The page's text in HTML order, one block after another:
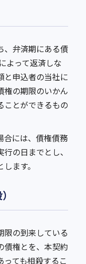
、弁済期にある債
よって返済しな
と申込者の当社に
権の期限のいかん
ことができるもの
合には、債権債務
の日までとし、
ます。
限の到来している
債権とを、本契約
っても相殺するこ